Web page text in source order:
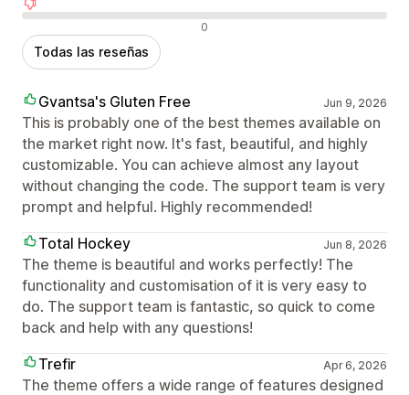
Reseñas negativas 0
Todas las reseñas
Gvantsa's Gluten Free Jun 9, 2026
This is probably one of the best themes available on
the market right now. It's fast, beautiful, and highly
customizable. You can achieve almost any layout
without changing the code. The support team is very
prompt and helpful. Highly recommended!
Total Hockey
Jun 8, 2026
The theme is beautiful and works perfectly! The
functionality and customisation of it is very easy to
do. The support team is fantastic, so quick to come
back and help with any questions!
Trefir
Apr 6, 2026
The theme offers a wide range of features designed